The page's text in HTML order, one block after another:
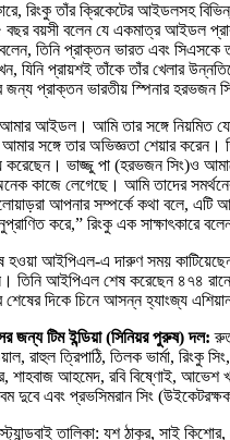
রিংকু তাঁর ক্রিকেটের আইডলসহ
বয়সী বলেন যে একমাত্র আইডল
তিনি প্রাক্তন ভারত এবং সিএসকে
যিনি প্রায়শই তাঁকে তাঁর খেলার
জন্য প্রাক্তন ভারতীয় স্পিনার হরভজন
আমার আইডল। আমি তার সঙ্গে নিয়মিত
আমার সঙ্গে তার অভিজ্ঞতা শেয়ার করেন।
করেছেন। ভাজ্জু পা (হরভজন সিং)ও
অনেক কাজে লেগেছে। আমি তাদের
আপনার সম্পর্কে কথা বলে,
করে,” রিংকু এক সাক্ষাৎকারে
হওয়া আইপিএল-এ দারুণ সময়
তিনি আইপিএল শেষ করেছেন ৪৭৪
দিকে চিনে আসন্ন হ্যাংজ্য
জন্য টিম ইন্ডিয়া (সিনিয়র পুরুষ) দল:
রাহুল ত্রিপাঠি, তিলক ভার্মা, রিংকু
শাহবাজ আহমেদ, রবি বিষ্ণোই, আভেশ
দুবে এবং প্রভসিমরান সিং
তালিকা: যশ ঠাকুর, সাই